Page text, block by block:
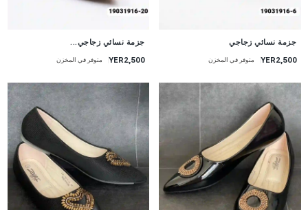
جزمة نسائي زجاجي
YER2,500 متوفر في المخزن
جزمة نسائي زجاجي...
YER2,500 متوفر في المخزن